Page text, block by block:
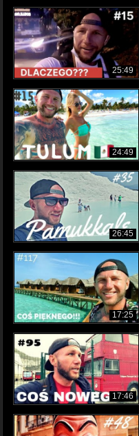
25:49
24:49
26:45
17:25
17:46